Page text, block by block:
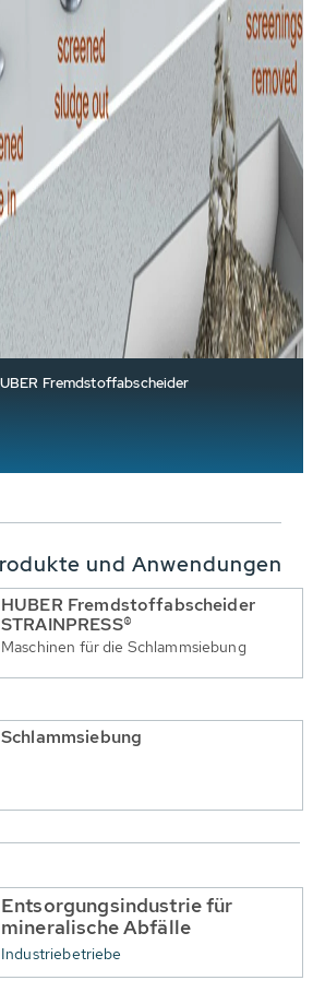
Fremdstoffabscheider
und Anwendungen
HUBER Fremdstoffabscheider
STRAINPRESS®
Maschinen für die Schlammsiebung
Schlammsiebung
Entsorgungsindustrie für
mineralische Abfälle
Industriebetriebe